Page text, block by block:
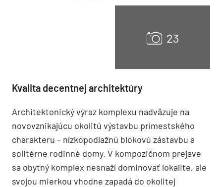
Kvalita decentnej architektúry
Architektonický výraz komplexu nadväzuje na
novovznikajúcu okolitú výstavbu prímestského
charakteru – nízkopodlažnú blokovú zástavbu a
solitérne rodinné domy. V kompozičnom prejave
sa obytný komplex nesnaží dominovať lokalite, ale
svojou mierkou vhodne zapadá do okolitej